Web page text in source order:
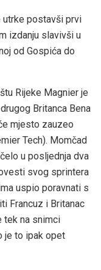
postavši prvi
izdanju slavivši u
od Gospića do
Rijeke Magnier je
Britanca Bena
mjesto zauzeo
Tech). Momčad
u posljednja dva
svog sprintera
uspio poravnati s
Francuz i Britanac
tek na snimci
je to ipak opet